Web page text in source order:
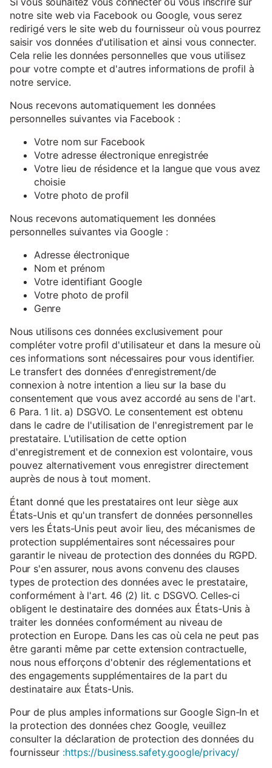
notre site web via Facebook ou Google, vous serez
redirigé vers le site web du fournisseur où vous pourrez
saisir vos données d'utilisation et ainsi vous connecter.
Cela relie les données personnelles que vous utilisez
pour votre compte et d'autres informations de profil à
notre service.
Nous recevons automatiquement les données
personnelles suivantes via Facebook :
Votre nom sur Facebook
Votre adresse électronique enregistrée
Votre lieu de résidence et la langue que vous avez
choisie
Votre photo de profil
Nous recevons automatiquement les données
personnelles suivantes via Google :
Adresse électronique
Nom et prénom
Votre identifiant Google
Votre photo de profil
Genre
Nous utilisons ces données exclusivement pour
compléter votre profil d'utilisateur et dans la mesure où
ces informations sont nécessaires pour vous identifier.
Le transfert des données d'enregistrement/de
connexion à notre intention a lieu sur la base du
consentement que vous avez accordé au sens de l'art.
6 Para. 1 lit. a) DSGVO. Le consentement est obtenu
dans le cadre de l'utilisation de l'enregistrement par le
prestataire. L'utilisation de cette option
d'enregistrement et de connexion est volontaire, vous
pouvez alternativement vous enregistrer directement
auprès de nous à tout moment.
Étant donné que les prestataires ont leur siège aux
États-Unis et qu'un transfert de données personnelles
vers les États-Unis peut avoir lieu, des mécanismes de
protection supplémentaires sont nécessaires pour
garantir le niveau de protection des données du RGPD.
Pour s'en assurer, nous avons convenu des clauses
types de protection des données avec le prestataire,
conformément à l'art. 46 (2) lit. c DSGVO. Celles-ci
obligent le destinataire des données aux États-Unis à
traiter les données conformément au niveau de
protection en Europe. Dans les cas où cela ne peut pas
être garanti même par cette extension contractuelle,
nous nous efforçons d'obtenir des réglementations et
des engagements supplémentaires de la part du
destinataire aux États-Unis.
Pour de plus amples informations sur Google Sign-In et
la protection des données chez Google, veuillez
consulter la déclaration de protection des données du
fournisseur :https://business.safety.google/privacy/